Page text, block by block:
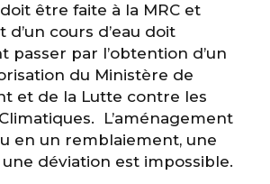
être faite à la MRC et
d’un cours d’eau doit
passer par l’obtention d’un
du Ministère de
et de la Lutte contre les
L’aménagement
en un remblaiement, une
déviation est impossible.